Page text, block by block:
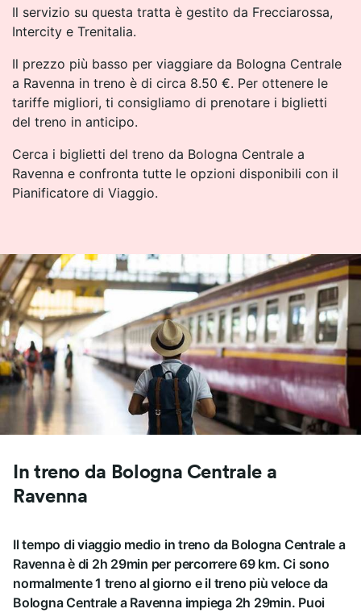
Il servizio su questa tratta è gestito da Frecciarossa,
Intercity e Trenitalia.
Il prezzo più basso per viaggiare da Bologna Centrale
a Ravenna in treno è di circa 8.50 €. Per ottenere le
tariffe migliori, ti consigliamo di prenotare i biglietti
del treno in anticipo.
Cerca i biglietti del treno da Bologna Centrale a
Ravenna e confronta tutte le opzioni disponibili con il
Pianificatore di Viaggio.
In treno da Bologna Centrale a
Ravenna
Il tempo di viaggio medio in treno da Bologna Centrale a
Ravenna è di 2h 29min per percorrere 69 km. Ci sono
normalmente 1 treno al giorno e il treno più veloce da
Bologna Centrale a Ravenna impiega 2h 29min. Puoi